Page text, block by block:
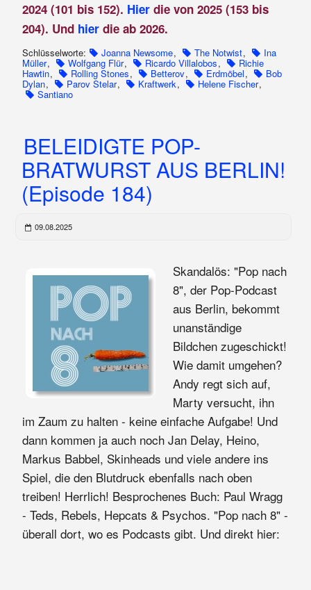
2024 (101 bis 152). Hier die von 2025 (153 bis
204). Und hier die ab 2026.
Schlüsselworte: Joanna Newsome, The Notwist, Ina
Müller, Wolfgang Flür, Ricardo Villalobos, Richie
Hawtin, Rolling Stones, Betterov, Erdmöbel, Bob
Dylan, Parov Stelar, Kraftwerk, Helene Fischer,
Santiano
BELEIDIGTE POP-
BRATWURST AUS BERLIN!
(Episode 184)
09.08.2025
Skandalös: "Pop nach
8", der Pop-Podcast
aus Berlin, bekommt
unanständige
Bildchen zugeschickt!
Wie damit umgehen?
Andy regt sich auf,
Marty versucht, ihn
im Zaum zu halten - keine einfache Aufgabe! Und
dann kommen ja auch noch Jan Delay, Heino,
Markus Babbel, Skinheads und viele andere ins
Spiel, die den Blutdruck ebenfalls nach oben
treiben! Herrlich! Besprochenes Buch: Paul Wragg
- Teds, Rebels, Hepcats & Psychos. "Pop nach 8" -
überall dort, wo es Podcasts gibt. Und direkt hier: